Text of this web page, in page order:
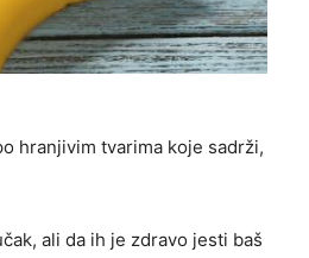
hranjivim tvarima koje sadrži,
ali da ih je zdravo jesti baš